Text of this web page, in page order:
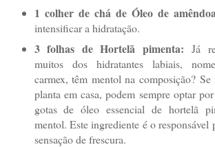
1 colher de chá de Óleo de
intensificar a hidratação.
3 folhas de Hortelã pimenta:Já
muitos dos hidratantes labiais,
carmex, têm mentol na composição? Se
planta em casa, podem sempre optar
gotas de óleo essencial de hortelã
mentol. Este ingrediente é o responsável
sensação de frescura.